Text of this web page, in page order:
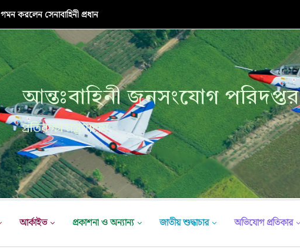
করলেন সেনাবাহিনী প্রধান
আন্তঃবাহিনী জনসংযোগ পরিদপ্তর
প্রতিরক্ষা মন্ত্রণালয়
আর্কাইভ প্রকাশনা ও অন্যান্য জাতীয় শুদ্ধাচার অভিযোগ প্রতিকার